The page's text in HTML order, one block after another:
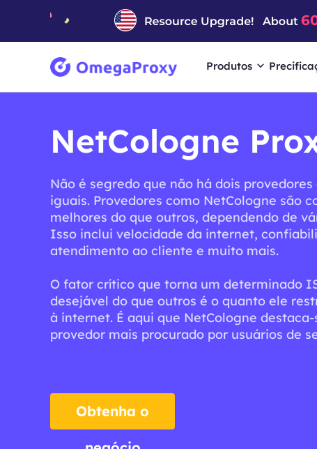
Produtos
NetCologne
Não é segredo que não há dois
iguais. Provedores como NetCologne são
melhores do que outros, dependendo de
Isso inclui velocidade da internet,
atendimento ao cliente e muito mais.
O fator crítico que torna um determinado
desejável do que outros é o quanto ele
à internet. É aqui que NetCologne
provedor mais procurado por usuários de
Obtenha o